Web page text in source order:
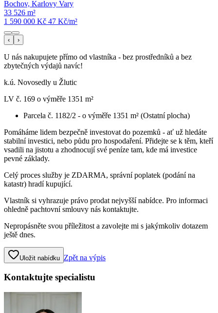
Bochov, Karlovy Vary
33 526 m²
1 590 000 Kč 47 Kč/m²
‹ ›
U nás nakupujete přímo od vlastníka - bez prostředníků a bez
zbytečných výdajů navíc!
k.ú. Novosedly u Žlutic
LV č. 169 o výměře 1351 m²
Parcela č. 1182/2 - o výměře 1351 m² (Ostatní plocha)
Pomáháme lidem bezpečně investovat do pozemků - ať už hledáte
stabilní investici, nebo půdu pro hospodaření. Přidejte se k těm, kteří
vsadili na jistotu a zhodnocují své peníze tam, kde má investice
pevné základy.
Celý proces služby je ZDARMA, správní poplatek (podání na
katastr) hradí kupující.
Vlastník si vyhrazuje právo prodat nejvyšší nabídce. Pro informaci
ohledně pachtovní smlouvy nás kontaktujte.
Nepropásněte svou příležitost a zavolejte mi s jakýmkoliv dotazem
ještě dnes.
Uložit nabídku Zpět na výpis
Kontaktujte specialistu